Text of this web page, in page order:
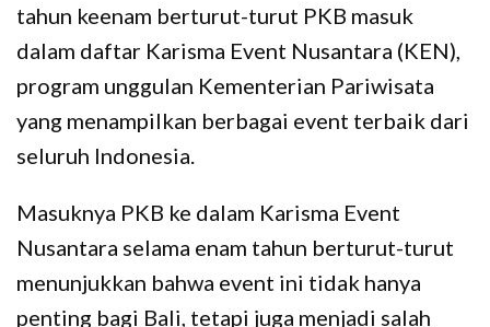
tahun keenam berturut-turut PKB masuk
dalam daftar Karisma Event Nusantara (KEN),
program unggulan Kementerian Pariwisata
yang menampilkan berbagai event terbaik dari
seluruh Indonesia.
Masuknya PKB ke dalam Karisma Event
Nusantara selama enam tahun berturut-turut
menunjukkan bahwa event ini tidak hanya
penting bagi Bali, tetapi juga menjadi salah